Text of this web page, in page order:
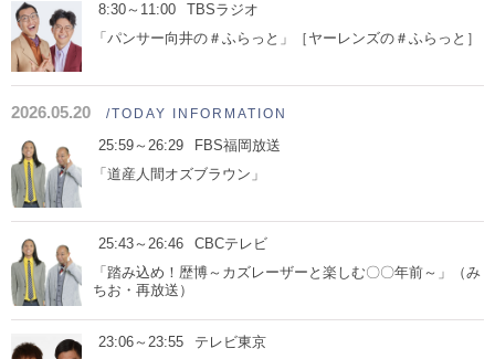
8:30～11:00
TBSラジオ
「パンサー向井の＃ふらっと」［ヤーレンズの＃ふらっと］
2026.05.20 /TODAY INFORMATION
25:59～26:29
FBS福岡放送
「道産人間オズブラウン」
25:43～26:46
CBCテレビ
「踏み込め！歴博～カズレーザーと楽しむ〇〇年前～」（み
ちお・再放送）
23:06～23:55
テレビ東京